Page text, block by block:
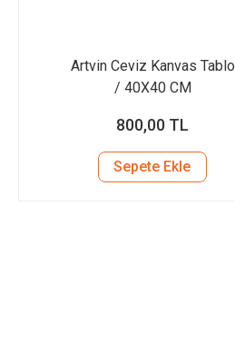
Artvin Ceviz Kanvas Tablo
/ 40X40 CM
800,00 TL
Sepete Ekle